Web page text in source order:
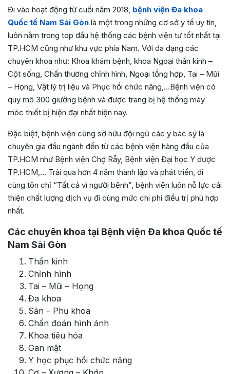
Đi vào hoạt động từ cuối năm 2018, bệnh viện Đa khoa
Quốc tế Nam Sài Gòn là một trong những cơ sở y tế uy tín,
luôn nằm trong top đầu hệ thống các bệnh viện tư tốt nhất tại
TP.HCM cũng như khu vực phía Nam. Với đa dạng các
chuyên khoa như: Khoa khám bệnh, khoa Ngoại thần kinh –
Cột sống, Chấn thương chỉnh hình, Ngoại tổng hợp, Tai – Mũi
– Họng, Vật lý trị liệu và Phục hồi chức năng,…Bệnh viện có
quy mô 300 giường bệnh và được trang bị hệ thống máy
móc thiết bị hiện đại nhất hiện nay.
Đặc biệt, bệnh viện cũng sở hữu đội ngũ các y bác sỹ là
chuyên gia đầu ngành đến từ các bệnh viện hàng đầu của
TP.HCM như Bệnh viện Chợ Rẫy, Bệnh viện Đại học Y dược
TP.HCM,… Trải qua hơn 4 năm thành lập và phát triển, đi
cùng tôn chỉ “Tất cả vì người bệnh”, bệnh viện luôn nỗ lực cải
thiện chất lượng dịch vụ đi cùng mức chi phí điều trị phù hợp
nhất.
Các chuyên khoa tại Bệnh viện Đa khoa Quốc tế
Nam Sài Gòn
Thần kinh
Chỉnh hình
Tai – Mũi – Họng
Đa khoa
Sản – Phụ khoa
Chẩn đoán hình ảnh
Khoa tiêu hóa
Gan mật
Y học phục hồi chức năng